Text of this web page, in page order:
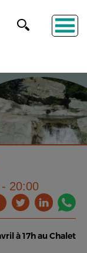
20:00
à 17h au Chalet